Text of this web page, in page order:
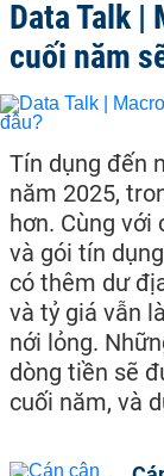
Data Talk |
cuối năm
Tín dụng đến
năm 2025,
hơn. Cùng với
và gói tín
có thêm dư
và tỷ giá vẫn
nới lỏng.
dòng tiền sẽ
cuối năm, và